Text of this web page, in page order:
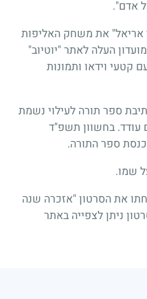
אדם".
אריאל" את משחק האליפות
העלה לאתר "יוטיוב"
קטעי וידאו ותמונות
ספר תורה לעילוי נשמת
בחשוון תשפ"ד
שמו.
את הסרטון "אזכרה שנה
ניתן לצפייה באתר